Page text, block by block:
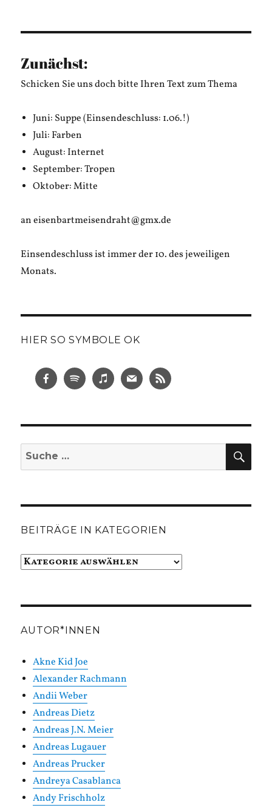
Zunächst:
Schicken Sie uns doch bitte Ihren Text zum Thema
Juni: Suppe (Einsendeschluss: 1.06.!)
Juli: Farben
August: Internet
September: Tropen
Oktober: Mitte
an eisenbartmeisendraht@gmx.de
Einsendeschluss ist immer der 10. des jeweiligen
Monats.
HIER SO SYMBOLE OK
Suche
nach:
BEITRÄGE IN KATEGORIEN
Beiträge
AUTOR*INNEN
Akne Kid Joe
Alexander Rachmann
Andii Weber
Andreas Dietz
Andreas J.N. Meier
Andreas Lugauer
Andreas Prucker
Andreya Casablanca
Andy Frischholz